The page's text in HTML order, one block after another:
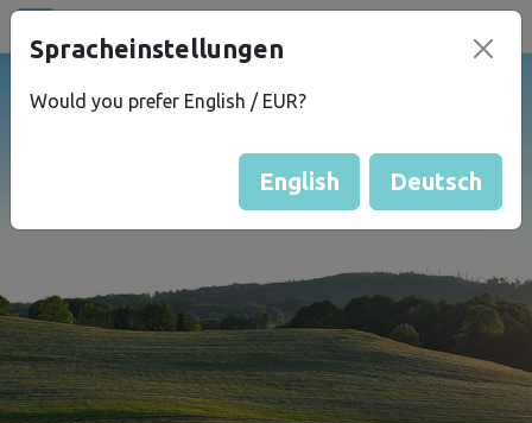
campu.eu
Spracheinstellungen
Would you prefer English / EUR?
English Deutsch